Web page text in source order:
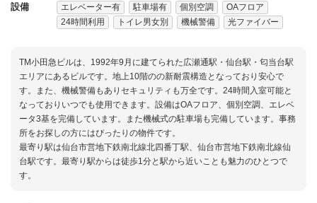
設備 エレベーター有 駐車場有 個別空調
OAフロア
24時間利用
トイレ男女別 機械警備 光ファイバー
TM小田急ビルは、1992年9月に建てられた広瀬通駅・仙台駅・匂当台駅
エリアにあるビルです。地上10階のの新耐震構造となっており安心で
す。また、機械警備もありセキュリティも万全です。24時間入室可能と
なっておりいつでも使用できます。設備はOAフロア、個別空調、エレベ
ータ3基を完備しています。また機械式の駐車場も完備しています。事務
所をお探しの方にはぴったりの物件です。
最寄り駅は仙台市営地下鉄南北線北四番丁駅、仙台市営地下鉄南北線仙
台駅です。最寄り駅からは徒歩1分と駅から近いことも魅力のひとつで
す。